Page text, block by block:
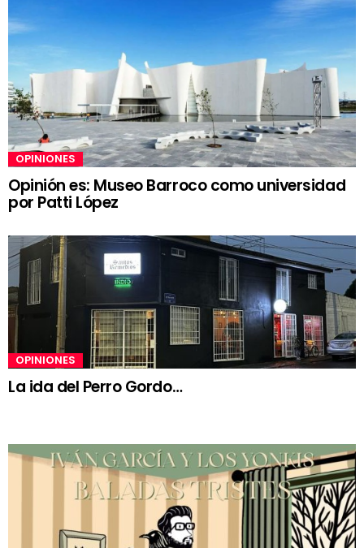
OPINIONES
Opinión es: Museo Barroco como universidad
por Patti López
OPINIONES
La ida del Perro Gordo…